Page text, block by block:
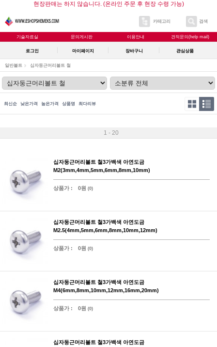
현장판매는 하지 않습니다. (온라인 주문 후 현장 수령 가능)
카테고리 검색
기술자료실 문의게시판 이용안내 견적문의(help mail)
로그인 마이페이지 장바구니 관심상품
일반볼트 십자둥근머리볼트 철
최신순 낮은가격 높은가격 상품명 최다리뷰
1 - 20
십자둥근머리볼트 철3가백색 아연도금
M2(3mm,4mm,5mm,6mm,8mm,10mm)
상품가 : 0원 (0)
십자둥근머리볼트 철3가백색 아연도금
M2.5(4mm,5mm,6mm,8mm,10mm,12mm)
상품가 : 0원 (0)
십자둥근머리볼트 철3가백색 아연도금
M4(6mm,8mm,10mm,12mm,16mm,20mm)
상품가 : 0원 (0)
십자둥근머리볼트 철3가백색 아연도금